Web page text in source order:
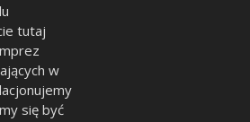
tutaj
w
się być